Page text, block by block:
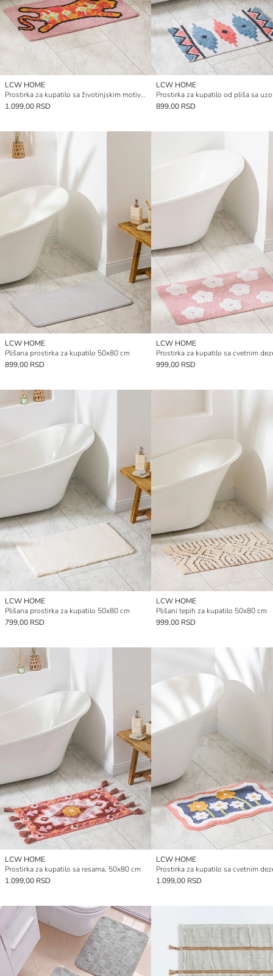
LCW HOME
Prostirka za kupatilo sa životinjskim motivima 50x80 cm
1.099,00 RSD
LCW HOME
899,00 RSD
LCW HOME
Plišana prostirka za kupatilo 50x80 cm
899,00 RSD
LCW HOME
999,00 RSD
LCW HOME
Plišana prostirka za kupatilo 50x80 cm
799,00 RSD
LCW HOME
Plišani tepih za kupatilo 50x80 cm
999,00 RSD
LCW HOME
Prostirka za kupatilo sa resama, 50x80 cm
1.099,00 RSD
LCW HOME
Prostirka za kupatilo sa cvetnim
1.099,00 RSD